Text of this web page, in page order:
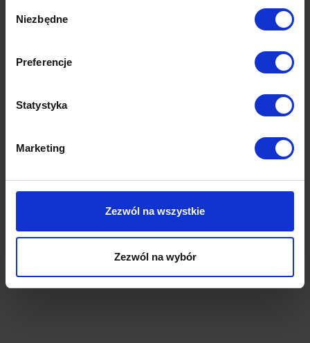
zgody
Niezbędne
Preferencje
Statystyka
Marketing
Zezwól na wszystkie
Zezwól na wybór
Wymiary
Dane techniczne
Produkty z tej samej kolekcji